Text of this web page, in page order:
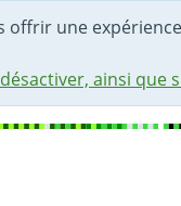
offrir une
ainsi